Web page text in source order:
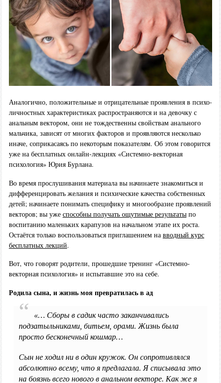
Аналогично, положительные и отрицательные проявления в психо-
личностных характеристиках распространяются и на девочку с
анальным вектором, они не тождественны свойствам анального
мальчика, зависят от многих факторов и проявляются несколько
иначе, соприкасаясь по некоторым показателям. Об этом говорится
уже на бесплатных онлайн-лекциях «Системно-векторная
психология» Юрия Бурлана.
Во время прослушивания материала вы начинаете знакомиться и
дифференцировать желания и психические качества собственных
детей; начинаете понимать специфику и многообразие проявлений
векторов; вы уже способны получать ощутимые результатыпо
воспитанию маленьких карапузов на начальном этапе их роста.
Остаётся только воспользоваться приглашением на вводный курс
бесплатных лекций.
Вот, что говорят родители, прошедшие тренинг «Системно-
векторная психология» и испытавшие это на себе.
Родила сына, и жизнь моя превратилась в ад
«… Сборы в садик часто заканчивались
подзатыльниками, битьем, орами. Жизнь была
просто бесконечный кошмар…
Сын не ходил ни в один кружок. Он сопротивлялся
абсолютно всему, что я предлагала. Я списывала это
на боязнь всего нового в анальном векторе. Как же я